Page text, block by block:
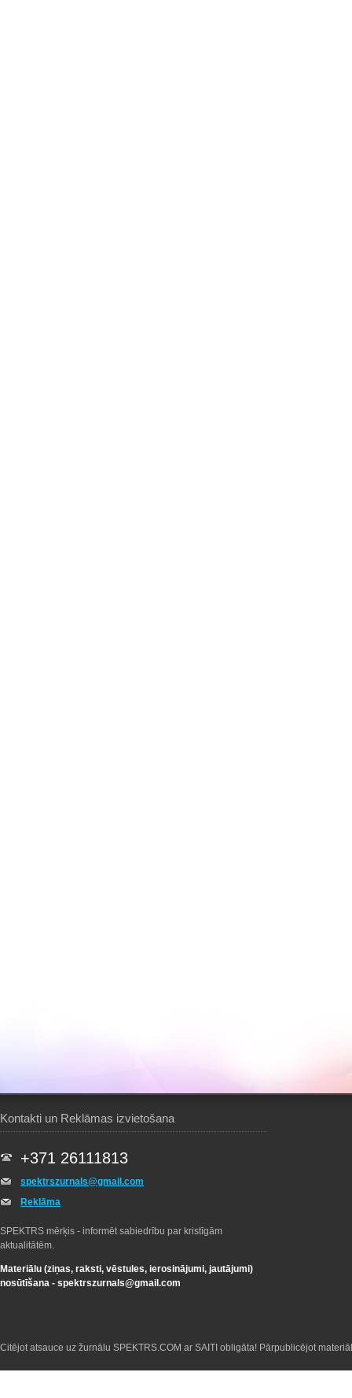
Kontakti un Reklāmas izvietošana
+371 26111813
spektrszurnals@gmail.com
Reklāma
SPEKTRS mērķis - informēt sabiedrību par kristīgām
aktualitātēm.
Materiālu (ziņas, raksti, vēstules, ierosinājumi, jautājumi)
nosūtīšana - spektrszurnals@gmail.com
Citējot atsauce uz žurnālu SPEKTRS.COM ar SAITI obligāta! Pārpublicējot